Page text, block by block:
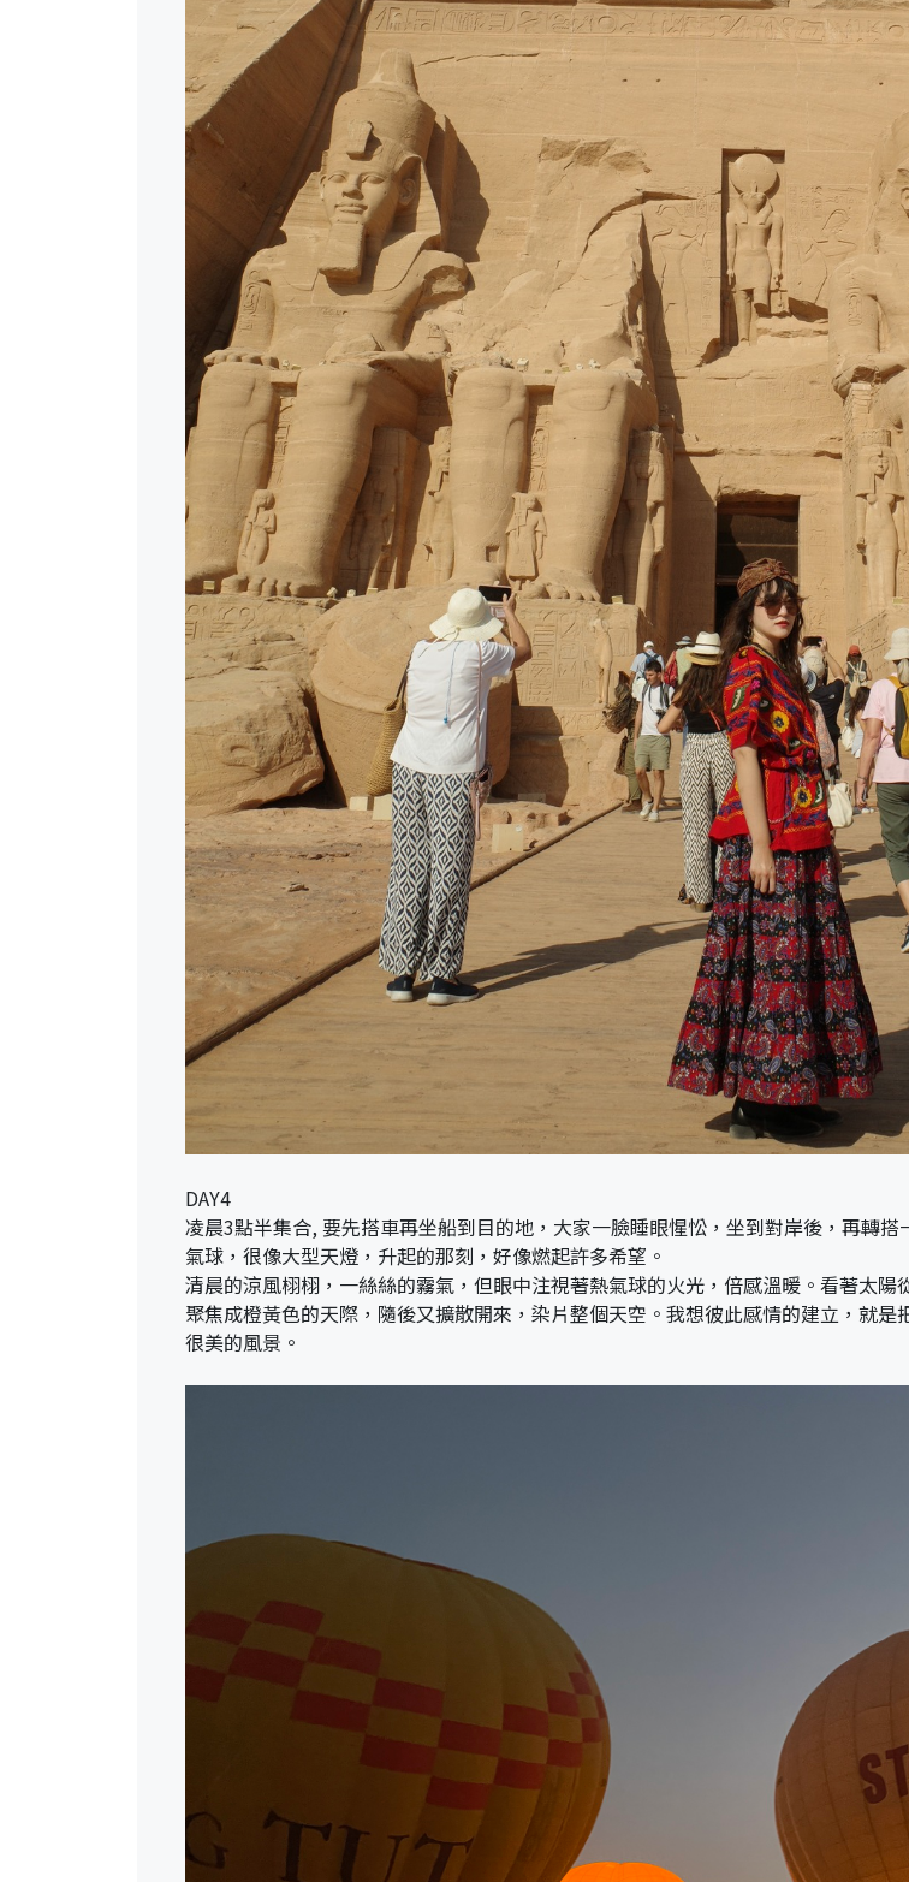
DAY4
凌晨3點半集合, 要先搭車再坐船到目的地，大家一臉睡眼惺忪，坐到對岸後，再轉
氣球，很像大型天燈，升起的那刻，好像燃起許多希望。
清晨的涼風栩栩，一絲絲的霧氣，但眼中注視著熱氣球的火光，倍感溫暖。看著太
聚焦成橙黃色的天際，隨後又擴散開來，染片整個天空。我想彼此感情的建立，就
很美的風景。